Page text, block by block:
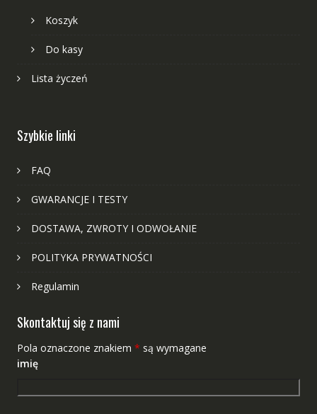
Koszyk
Do kasy
Lista życzeń
Szybkie linki
FAQ
GWARANCJE I TESTY
DOSTAWA, ZWROTY I ODWOŁANIE
POLITYKA PRYWATNOŚCI
Regulamin
Skontaktuj się z nami
Pola oznaczone znakiem * są wymagane
imię